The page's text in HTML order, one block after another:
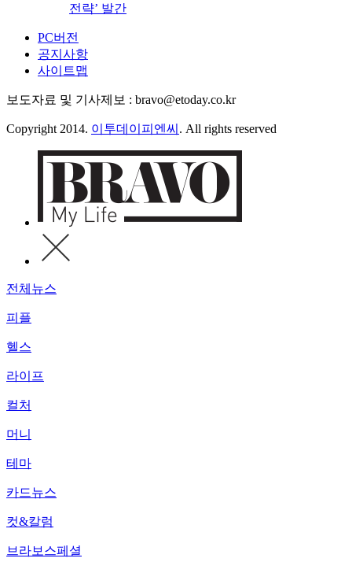
전략’ 발간
PC버전
공지사항
사이트맵
보도자료 및 기사제보 : bravo@etoday.co.kr
Copyright 2014. 이투데이피엔씨 . All rights reserved
전체뉴스
피플
헬스
라이프
컬처
머니
테마
카드뉴스
컷&칼럼
브라보스페셜